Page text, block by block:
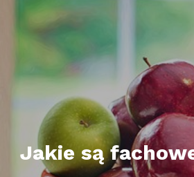
Jakie są